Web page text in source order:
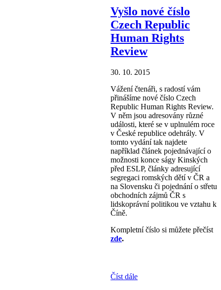
Vyšlo nové číslo
Czech Republic
Human Rights
Review
30. 10. 2015
Vážení čtenáři, s radostí vám
přinášíme nové číslo Czech
Republic Human Rights Review.
V něm jsou adresovány různé
události, které se v uplnulém roce
v České republice odehrály. V
tomto vydání tak najdete
například článek pojednávající o
možnosti konce ságy Kinských
před ESLP, články adresující
segregaci romských dětí v ČR a
na Slovensku či pojednání o střetu
obchodních zájmů ČR s
lidskoprávní politikou ve vztahu k
Číně.
Kompletní číslo si můžete přečíst
zde.
Číst dále